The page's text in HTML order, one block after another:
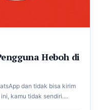
Heboh di
dan tidak bisa kirim
kamu tidak sendiri....